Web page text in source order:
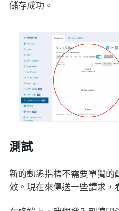
儲存成功。
測試
新的動態指標不需要單獨的
效。現在來傳送一些請求，